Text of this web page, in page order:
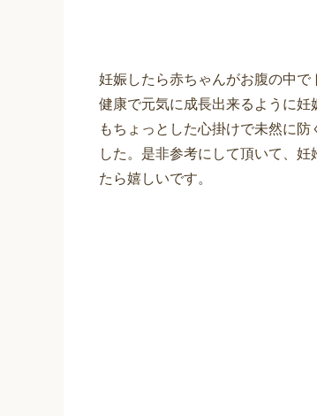
妊娠したら赤ちゃんがお腹の中
健康で元気に成長出来るように
もちょっとした心掛けで未然に
した。是非参考にして頂いて、
たら嬉しいです。